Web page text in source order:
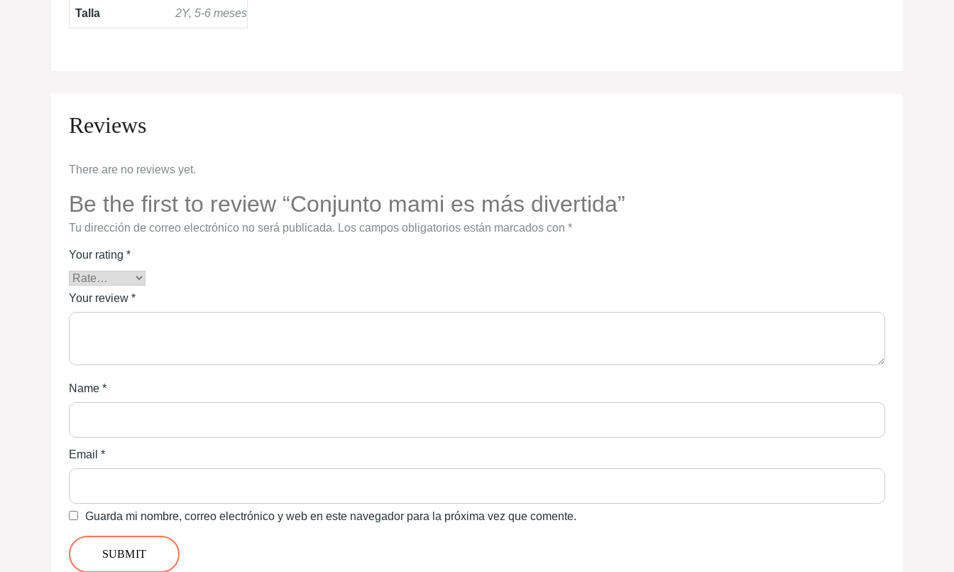
Talla 2Y, 5-6 meses
Reviews
There are no reviews yet.
Be the first to review “Conjunto mami es más divertida”
Tu dirección de correo electrónico no será publicada. Los campos obligatorios están marcados con *
Your rating *
Your review *
Name *
Email *
Guarda mi nombre, correo electrónico y web en este navegador para la próxima vez que comente.